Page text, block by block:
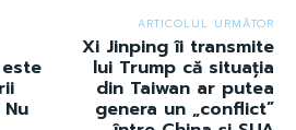
ARTICOLUL URMĂTOR
Xi Jinping îi transmite
lui Trump că situația
din Taiwan ar putea
genera un „conflict”